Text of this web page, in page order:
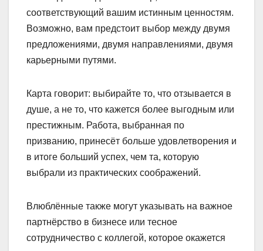
соответствующий вашим истинным ценностям.
Возможно, вам предстоит выбор между двумя
предложениями, двумя направлениями, двумя
карьерными путями.
Карта говорит: выбирайте то, что отзывается в
душе, а не то, что кажется более выгодным или
престижным. Работа, выбранная по
призванию, принесёт больше удовлетворения и
в итоге больший успех, чем та, которую
выбрали из практических соображений.
Влюблённые также могут указывать на важное
партнёрство в бизнесе или тесное
сотрудничество с коллегой, которое окажется